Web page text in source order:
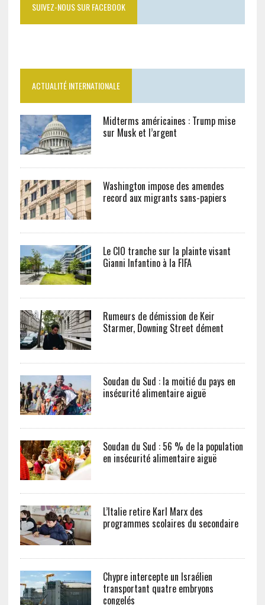
SUIVEZ-NOUS SUR FACEBOOK
ACTUALITÉ INTERNATIONALE
Midterms américaines : Trump mise
sur Musk et l’argent
Washington impose des amendes
record aux migrants sans-papiers
Le CIO tranche sur la plainte visant
Gianni Infantino à la FIFA
Rumeurs de démission de Keir
Starmer, Downing Street dément
Soudan du Sud : la moitié du pays en
insécurité alimentaire aiguë
Soudan du Sud : 56 % de la population
en insécurité alimentaire aiguë
L’Italie retire Karl Marx des
programmes scolaires du secondaire
Chypre intercepte un Israélien
transportant quatre embryons
congelés